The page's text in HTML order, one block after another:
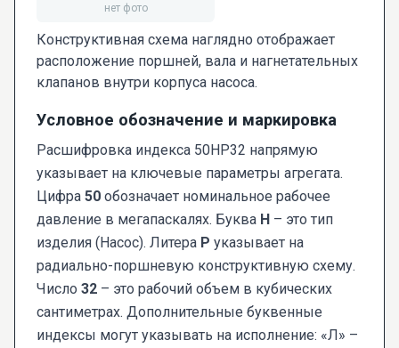
Конструктивная схема наглядно отображает
расположение поршней, вала и нагнетательных
клапанов внутри корпуса насоса.
Условное обозначение и маркировка
Расшифровка индекса 50НР32 напрямую
указывает на ключевые параметры агрегата.
Цифра 50 обозначает номинальное рабочее
давление в мегапаскалях. Буква Н – это тип
изделия (Насос). Литера Р указывает на
радиально-поршневую конструктивную схему.
Число 32 – это рабочий объем в кубических
сантиметрах. Дополнительные буквенные
индексы могут указывать на исполнение: «Л» –